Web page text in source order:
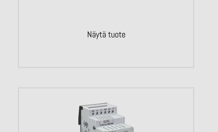
Näytä tuote